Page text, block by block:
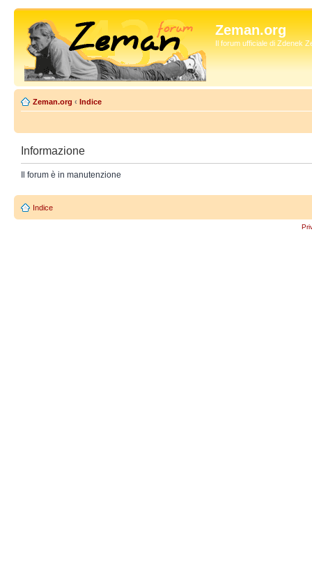
Zeman.org
Il forum ufficiale di Zdenek
Zeman.org ‹ Indice
Informazione
Il forum è in manutenzione
Indice